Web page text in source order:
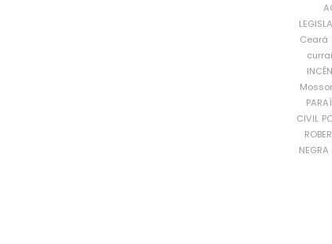
Ceará
CIVIL
NEGRA